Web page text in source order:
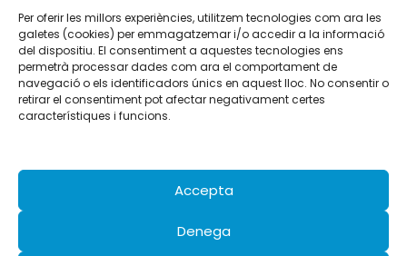
Per oferir les millors experiències, utilitzem tecnologies com ara les
galetes (cookies) per emmagatzemar i/o accedir a la informació
del dispositiu. El consentiment a aquestes tecnologies ens
permetrà processar dades com ara el comportament de
navegació o els identificadors únics en aquest lloc. No consentir o
retirar el consentiment pot afectar negativament certes
característiques i funcions.
Accepta
Denega
Segueix-nos a les xarxes socials!
Dades de contacte
Avís legal